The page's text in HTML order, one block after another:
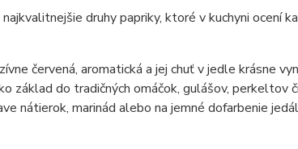
druhy papriky, ktoré v kuchyni ocení
červená, aromatická a jej chuť v jedle krásne
základ do tradičných omáčok, gulášov, perkeltov
nátierok, marinád alebo na jemné dofarbenie